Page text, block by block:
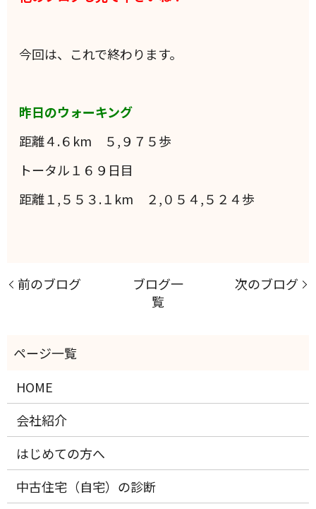
今回は、これで終わります。
昨日のウォーキング
距離４.６km ５,９７５歩
トータル１６９日目
距離１,５５３.１km ２,０５４,５２４歩
前のブログ
ブログ一
覧
次のブログ
HOME
会社紹介
はじめての方へ
中古住宅（自宅）の診断